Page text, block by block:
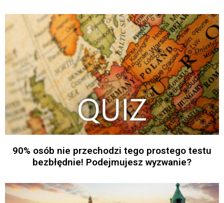
90% osób nie przechodzi tego prostego testu
bezbłędnie! Podejmujesz wyzwanie?